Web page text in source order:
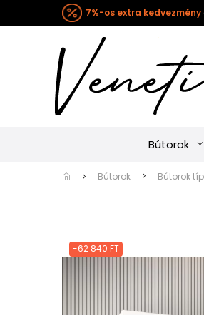
7%-os extra kedvezmény
Bútorok
Bútorok Bútorok
-62 840 FT